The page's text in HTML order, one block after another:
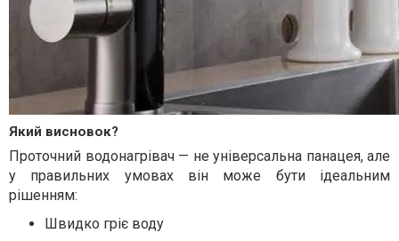
Який висновок?
Проточний водонагрівач — не універсальна панацея, але
у правильних умовах він може бути ідеальним
рішенням:
Швидко гріє воду